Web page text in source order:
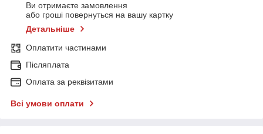
Ви отримаєте замовлення
або гроші повернуться на вашу картку
Детальніше
Оплатити частинами
Післяплата
Оплата за реквізитами
Всі умови оплати